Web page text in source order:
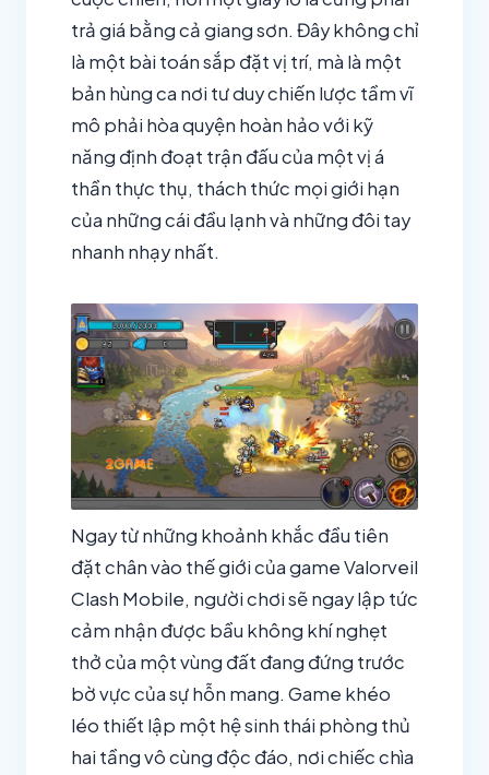
trả giá bằng cả giang sơn. Đây không chỉ
là một bài toán sắp đặt vị trí, mà là một
bản hùng ca nơi tư duy chiến lược tầm vĩ
mô phải hòa quyện hoàn hảo với kỹ
năng định đoạt trận đấu của một vị á
thần thực thụ, thách thức mọi giới hạn
của những cái đầu lạnh và những đôi tay
nhanh nhạy nhất.
Ngay từ những khoảnh khắc đầu tiên
đặt chân vào thế giới của game Valorveil
Clash Mobile, người chơi sẽ ngay lập tức
cảm nhận được bầu không khí nghẹt
thở của một vùng đất đang đứng trước
bờ vực của sự hỗn mang. Game khéo
léo thiết lập một hệ sinh thái phòng thủ
hai tầng vô cùng độc đáo, nơi chiếc chìa